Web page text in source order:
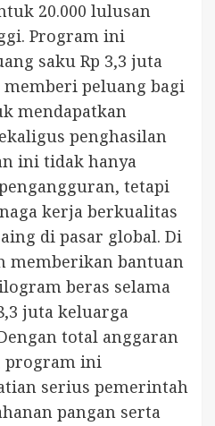
20.000 lulusan
Program ini
saku Rp 3,3 juta
peluang bagi
mendapatkan
penghasilan
ini tidak hanya
tetapi
kerja berkualitas
di pasar global. Di
memberikan bantuan
beras selama
juta keluarga
total anggaran
program ini
serius pemerintah
pangan serta